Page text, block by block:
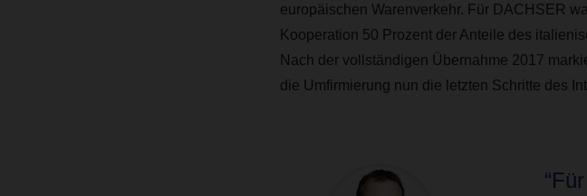
europäischen Warenverkehr. Für DACHSER
Kooperation 50 Prozent der Anteile des
Nach der vollständigen Übernahme 2017
die Umfirmierung nun die letzten Schritte des